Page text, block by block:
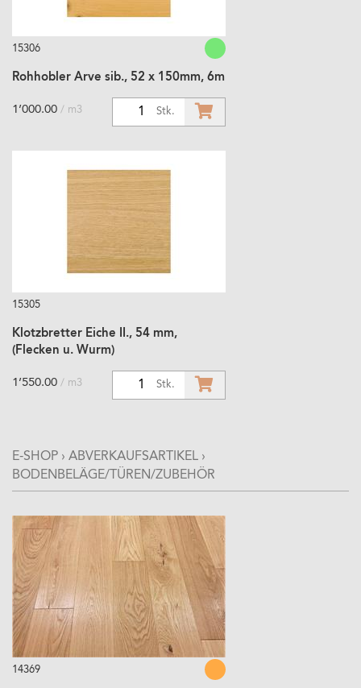
15306
Rohhobler Arve sib., 52 x 150mm, 6m
Stk.
1’000.00 / m3
15305
Klotzbretter Eiche II., 54 mm,
(Flecken u. Wurm)
Stk.
1’550.00 / m3
E-SHOP › ABVERKAUFSARTIKEL ›
BODENBELÄGE/TÜREN/ZUBEHÖR
14369